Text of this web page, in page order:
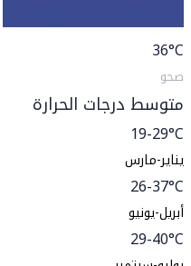
36°C
صحو
متوسط درجات الحرارة
19-29°C
يناير-مارس
26-37°C
أبريل-يونيو
29-40°C